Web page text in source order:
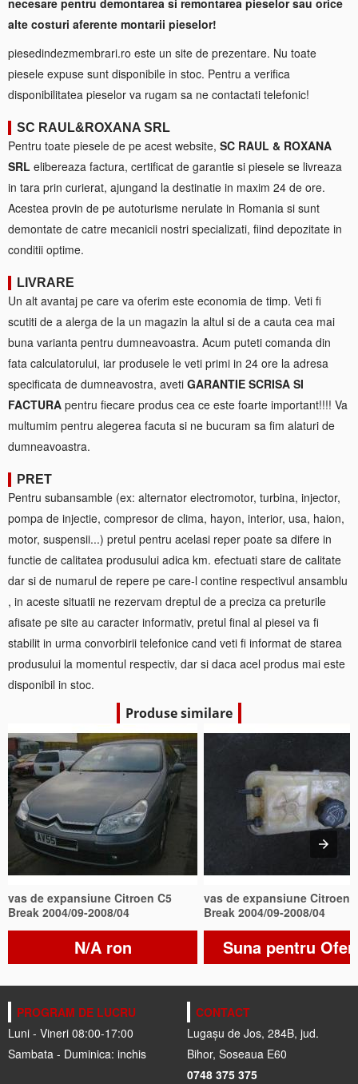
alte costuri aferente montarii pieselor!
piesedindezmembrari.ro este un site de prezentare. Nu toate
piesele expuse sunt disponibile in stoc. Pentru a verifica
disponibilitatea pieselor va rugam sa ne contactati telefonic!
SC RAUL&ROXANA SRL
Pentru toate piesele de pe acest website, SC RAUL & ROXANA
SRL elibereaza factura, certificat de garantie si piesele se livreaza
in tara prin curierat, ajungand la destinatie in maxim 24 de ore.
Acestea provin de pe autoturisme nerulate in Romania si sunt
demontate de catre mecanicii nostri specializati, fiind depozitate in
conditii optime.
LIVRARE
Un alt avantaj pe care va oferim este economia de timp. Veti fi
scutiti de a alerga de la un magazin la altul si de a cauta cea mai
buna varianta pentru dumneavoastra. Acum puteti comanda din
fata calculatorului, iar produsele le veti primi in 24 ore la adresa
specificata de dumneavostra, aveti GARANTIE SCRISA SI
FACTURA pentru fiecare produs cea ce este foarte important!!!! Va
multumim pentru alegerea facuta si ne bucuram sa fim alaturi de
dumneavoastra.
PRET
Pentru subansamble (ex: alternator electromotor, turbina, injector,
pompa de injectie, compresor de clima, hayon, interior, usa, haion,
motor, suspensii...) pretul pentru acelasi reper poate sa difere in
functie de calitatea produsului adica km. efectuati stare de calitate
dar si de numarul de repere pe care-l contine respectivul ansamblu
, in aceste situatii ne rezervam dreptul de a preciza ca preturile
afisate pe site au caracter informativ, pretul final al piesei va fi
stabilit in urma convorbirii telefonice cand veti fi informat de starea
produsului la momentul respectiv, dar si daca acel produs mai este
disponibil in stoc.
Produse similare
vas de expansiune Citroen C5
Break 2004/09-2008/04
N/A ron
vas de expansiune Citroen
Break 2004/09-2008/04
Suna pentru
PROGRAM DE LUCRU
Luni - Vineri 08:00-17:00
Sambata - Duminica: inchis
CONTACT
Lugașu de Jos, 284B, jud.
Bihor, Soseaua E60
0748 375 375